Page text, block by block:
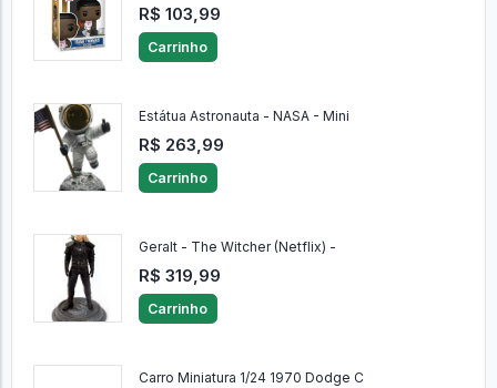
R$ 103,99
Carrinho
Estátua Astronauta - NASA - Mini
R$ 263,99
Carrinho
Geralt - The Witcher (Netflix) -
R$ 319,99
Carrinho
Carro Miniatura 1/24 1970 Dodge C